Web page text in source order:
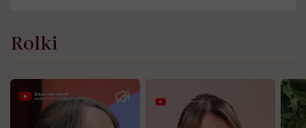
Rolki